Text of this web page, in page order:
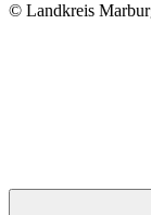
© Landkreis